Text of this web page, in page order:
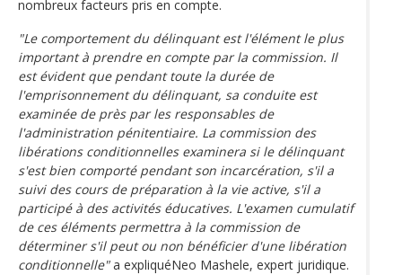
nombreux facteurs pris en compte.
"Le comportement du délinquant est l'élément le plus
important à prendre en compte par la commission. Il
est évident que pendant toute la durée de
l'emprisonnement du délinquant, sa conduite est
examinée de près par les responsables de
l'administration pénitentiaire. La commission des
libérations conditionnelles examinera si le délinquant
s'est bien comporté pendant son incarcération, s'il a
suivi des cours de préparation à la vie active, s'il a
participé à des activités éducatives. L'examen cumulatif
de ces éléments permettra à la commission de
déterminer s'il peut ou non bénéficier d'une libération
conditionnelle"a expliquéNeo Mashele, expert juridique.